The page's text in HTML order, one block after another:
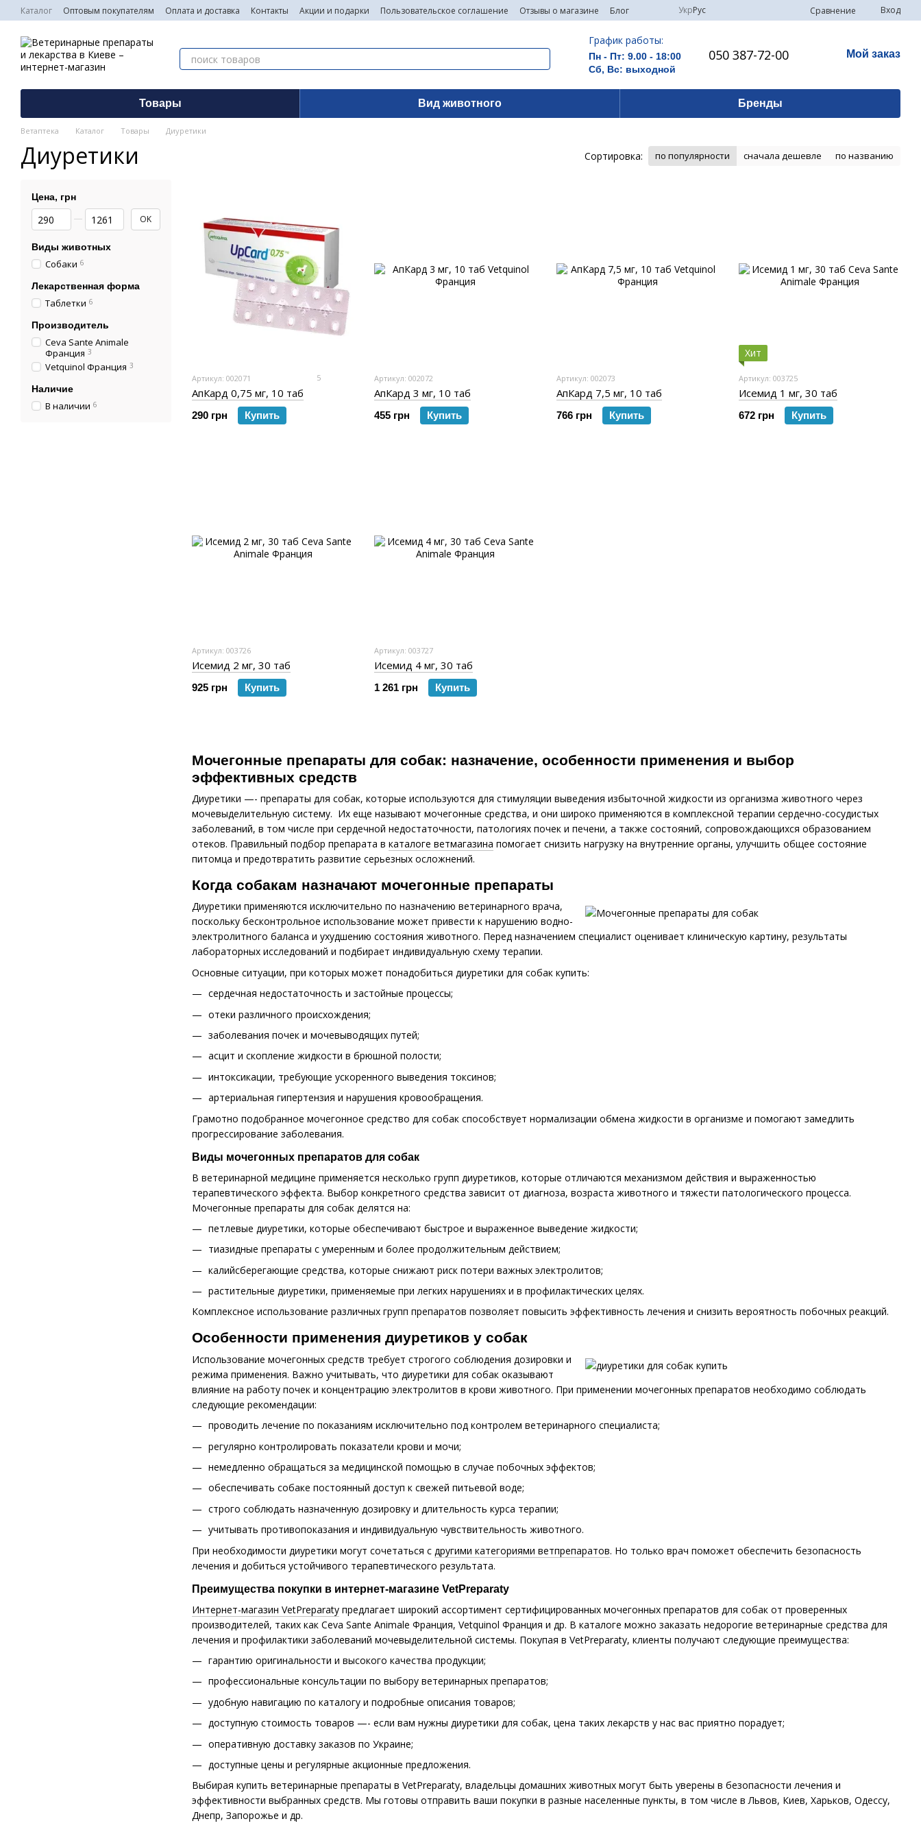
Перейти к основному контенту
Каталог Оптовым покупателям Оплата и доставка Контакты Акции и подарки Пользовательское соглашение Отзывы о магазине Блог УкрРус Сравнение Вход
График работы:
Пн - Пт: 9.00 - 18:00
Сб, Вс: выходной
050 387-72-00 Мой заказ
Товары Вид животного Бренды
Ветаптека Каталог Товары Диуретики
Диуретики Сортировка: по популярности сначала дешевле по названию
Мочегонные препараты для собак: назначение, особенности применения и выбор
эффективных средств
Диуретики —- препараты для собак, которые используются для стимуляции выведения избыточной жидкости из организма животного через
мочевыделительную систему. Их еще называют мочегонные средства, и они широко применяются в комплексной терапии сердечно-сосудистых
заболеваний, в том числе при сердечной недостаточности, патологиях почек и печени, а также состояний, сопровождающихся образованием
отеков. Правильный подбор препарата в каталоге ветмагазина помогает снизить нагрузку на внутренние органы, улучшить общее состояние
питомца и предотвратить развитие серьезных осложнений.
Когда собакам назначают мочегонные препараты
Диуретики применяются исключительно по назначению ветеринарного врача,
поскольку бесконтрольное использование может привести к нарушению водно-
электролитного баланса и ухудшению состояния животного. Перед назначением специалист оценивает клиническую картину, результаты
лабораторных исследований и подбирает индивидуальную схему терапии.
Основные ситуации, при которых может понадобиться диуретики для собак купить:
сердечная недостаточность и застойные процессы;
отеки различного происхождения;
заболевания почек и мочевыводящих путей;
асцит и скопление жидкости в брюшной полости;
интоксикации, требующие ускоренного выведения токсинов;
артериальная гипертензия и нарушения кровообращения.
Грамотно подобранное мочегонное средство для собак способствует нормализации обмена жидкости в организме и помогают замедлить
прогрессирование заболевания.
Виды мочегонных препаратов для собак
В ветеринарной медицине применяется несколько групп диуретиков, которые отличаются механизмом действия и выраженностью
терапевтического эффекта. Выбор конкретного средства зависит от диагноза, возраста животного и тяжести патологического процесса.
Мочегонные препараты для собак делятся на:
петлевые диуретики, которые обеспечивают быстрое и выраженное выведение жидкости;
тиазидные препараты с умеренным и более продолжительным действием;
калийсберегающие средства, которые снижают риск потери важных электролитов;
растительные диуретики, применяемые при легких нарушениях и в профилактических целях.
Комплексное использование различных групп препаратов позволяет повысить эффективность лечения и снизить вероятность побочных реакций.
Особенности применения диуретиков у собак
Использование мочегонных средств требует строгого соблюдения дозировки и
режима применения. Важно учитывать, что диуретики для собак оказывают
влияние на работу почек и концентрацию электролитов в крови животного. При применении мочегонных препаратов необходимо соблюдать
следующие рекомендации:
проводить лечение по показаниям исключительно под контролем ветеринарного специалиста;
регулярно контролировать показатели крови и мочи;
немедленно обращаться за медицинской помощью в случае побочных эффектов;
обеспечивать собаке постоянный доступ к свежей питьевой воде;
строго соблюдать назначенную дозировку и длительность курса терапии;
учитывать противопоказания и индивидуальную чувствительность животного.
При необходимости диуретики могут сочетаться с другими категориями ветпрепаратов. Но только врач поможет обеспечить безопасность
лечения и добиться устойчивого терапевтического результата.
Преимущества покупки в интернет-магазине VetPreparaty
Интернет-магазин VetPreparaty предлагает широкий ассортимент сертифицированных мочегонных препаратов для собак от проверенных
производителей, таких как Ceva Sante Animale Франция, Vetquinol Франция и др. В каталоге можно заказать недорогие ветеринарные средства для
лечения и профилактики заболеваний мочевыделительной системы. Покупая в VetPreparaty, клиенты получают следующие преимущества:
гарантию оригинальности и высокого качества продукции;
профессиональные консультации по выбору ветеринарных препаратов;
удобную навигацию по каталогу и подробные описания товаров;
доступную стоимость товаров —- если вам нужны диуретики для собак, цена таких лекарств у нас вас приятно порадует;
оперативную доставку заказов по Украине;
доступные цены и регулярные акционные предложения.
Выбирая купить ветеринарные препараты в VetPreparaty, владельцы домашних животных могут быть уверены в безопасности лечения и
эффективности выбранных средств. Мы готовы отправить ваши покупки в разные населенные пункты, в том числе в Львов, Киев, Харьков, Одессу,
Днепр, Запорожье и др.
Артикул: 002071 5
АпКард 0,75 мг, 10 таб
290 грн Купить
Артикул: 002072
АпКард 3 мг, 10 таб
455 грн Купить
Артикул: 002073
АпКард 7,5 мг, 10 таб
766 грн Купить
Хит
Артикул: 003725
Исемид 1 мг, 30 таб
672 грн Купить
Артикул: 003726
Исемид 2 мг, 30 таб
925 грн Купить
Артикул: 003727
Исемид 4 мг, 30 таб
1 261 грн Купить
Цена, грн
От Цена, грн
До Цена, грн OK
Виды животных
Собаки 6
Лекарственная форма
Таблетки 6
Производитель
Ceva Sante Animale
Франция 3
Vetquinol Франция 3
Наличие
В наличии 6